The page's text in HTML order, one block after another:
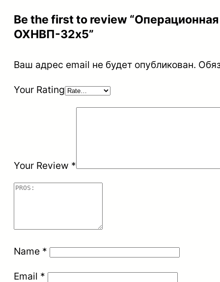
Be the first to review
ОХНВП-32х5”
Ваш адрес email не будет опубликован.
Your Rating
Your Review *
Name *
Email *